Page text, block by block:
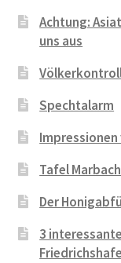
Achtung:
uns aus
Spechtalarm
Tafel
Der
3